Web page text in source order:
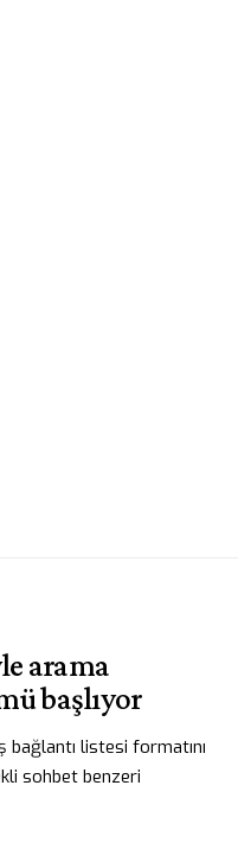
arama
başlıyor
bağlantı listesi formatını
sohbet benzeri